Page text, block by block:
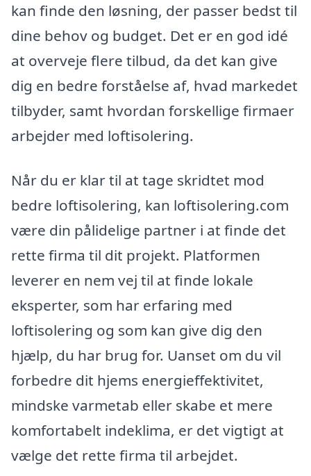
kan finde den løsning, der passer bedst til
dine behov og budget. Det er en god idé
at overveje flere tilbud, da det kan give
dig en bedre forståelse af, hvad markedet
tilbyder, samt hvordan forskellige firmaer
arbejder med loftisolering.
Når du er klar til at tage skridtet mod
bedre loftisolering, kan loftisolering.com
være din pålidelige partner i at finde det
rette firma til dit projekt. Platformen
leverer en nem vej til at finde lokale
eksperter, som har erfaring med
loftisolering og som kan give dig den
hjælp, du har brug for. Uanset om du vil
forbedre dit hjems energieffektivitet,
mindske varmetab eller skabe et mere
komfortabelt indeklima, er det vigtigt at
vælge det rette firma til arbejdet.